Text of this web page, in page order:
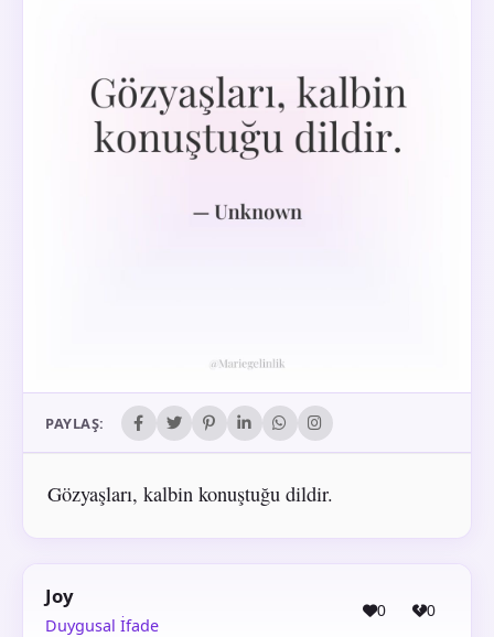
PAYLAŞ:
Gözyaşları, kalbin konuştuğu dildir.
Joy
Duygusal İfade
0 0